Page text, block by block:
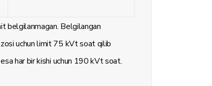
belgilanmagan. Belgilangan
uchun limit 75 kVt soat qilib
har bir kishi uchun 190 kVt soat.